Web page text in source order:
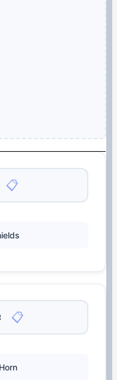
📋
📋